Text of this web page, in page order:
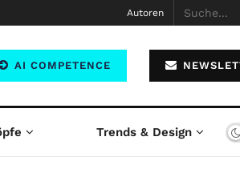
Autoren
AI COMPETENCE
Trends & Design